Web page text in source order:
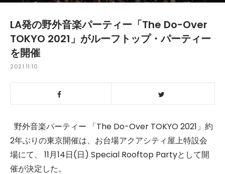
LA発の野外音楽パーティー「The Do-Over
TOKYO 2021」がルーフトップ・パーティー
を開催
2021.11.10
野外音楽パーティー 「The Do-Over TOKYO 2021」約
2年ぶりの東京開催は、お台場アクアシティ屋上特設会
場にて、 11月14日(日) Special Rooftop Partyとして開
催が決定した。